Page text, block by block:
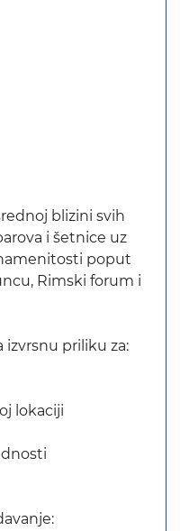
blizini svih
i šetnice uz
poput
Rimski forum i
priliku za:
lokaciji